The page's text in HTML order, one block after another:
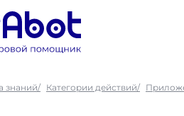
знаний Категории действий